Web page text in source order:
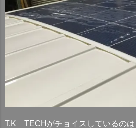
T.K TECHがチョイスしているのは